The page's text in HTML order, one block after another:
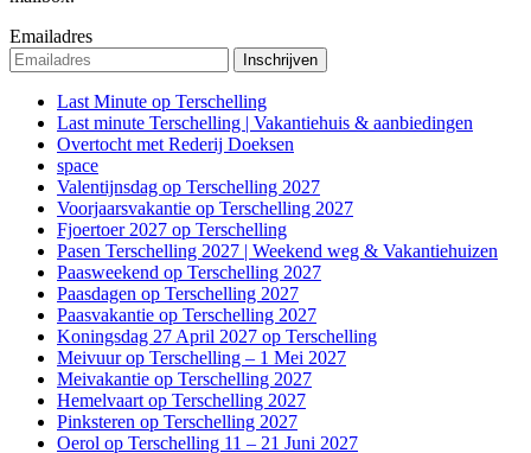
Emailadres
Last Minute op Terschelling
Last minute Terschelling | Vakantiehuis & aanbiedingen
Overtocht met Rederij Doeksen
space
Valentijnsdag op Terschelling 2027
Voorjaarsvakantie op Terschelling 2027
Fjoertoer 2027 op Terschelling
Pasen Terschelling 2027 | Weekend weg & Vakantiehuizen
Paasweekend op Terschelling 2027
Paasdagen op Terschelling 2027
Paasvakantie op Terschelling 2027
Koningsdag 27 April 2027 op Terschelling
Meivuur op Terschelling – 1 Mei 2027
Meivakantie op Terschelling 2027
Hemelvaart op Terschelling 2027
Pinksteren op Terschelling 2027
Oerol op Terschelling 11 – 21 Juni 2027